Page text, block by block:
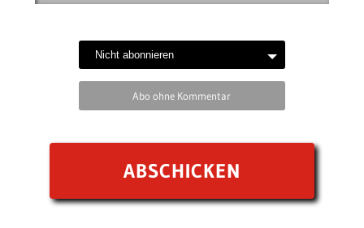
Abo ohne Kommentar